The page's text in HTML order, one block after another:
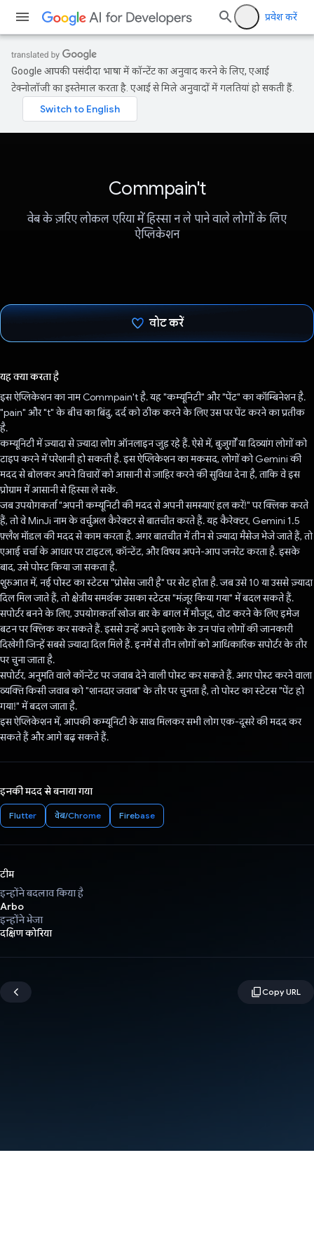
प्रवेश करें
Google आपकी पसंदीदा भाषा में कॉन्टेंट का अनुवाद करने के लिए, एआई
टेक्नोलॉजी का इस्तेमाल करता है. एआई से मिले अनुवादों में गलतियां हो सकती हैं.
Commpain't
वेब के ज़रिए लोकल एरिया में हिस्सा न ले पाने वाले लोगों के लिए
ऐप्लिकेशन
वोट करें
यह क्या करता है
इस ऐप्लिकेशन का नाम Commpain't है. यह "कम्यूनिटी" और "पेंट" का कॉम्बिनेशन है.
"pain" और "t" के बीच का बिंदु, दर्द को ठीक करने के लिए उस पर पेंट करने का प्रतीक
है.
कम्यूनिटी में ज़्यादा से ज़्यादा लोग ऑनलाइन जुड़ रहे हैं. ऐसे में, बुज़ुर्गों या दिव्यांग लोगों को
टाइप करने में परेशानी हो सकती है. इस ऐप्लिकेशन का मकसद, लोगों को Gemini की
मदद से बोलकर अपने विचारों को आसानी से ज़ाहिर करने की सुविधा देना है, ताकि वे इस
प्रोग्राम में आसानी से हिस्सा ले सकें.
जब उपयोगकर्ता "अपनी कम्यूनिटी की मदद से अपनी समस्याएं हल करें!" पर क्लिक करते
हैं, तो वे MinJi नाम के वर्चुअल कैरेक्टर से बातचीत करते हैं. यह कैरेक्टर, Gemini 1.5
फ़्लैश मॉडल की मदद से काम करता है. अगर बातचीत में तीन से ज़्यादा मैसेज भेजे जाते हैं, तो
एआई चर्चा के आधार पर टाइटल, कॉन्टेंट, और विषय अपने-आप जनरेट करता है. इसके
बाद, उसे पोस्ट किया जा सकता है.
शुरुआत में, नई पोस्ट का स्टेटस "प्रोसेस जारी है" पर सेट होता है. जब उसे 10 या उससे ज़्यादा
दिल मिल जाते हैं, तो क्षेत्रीय समर्थक उसका स्टेटस "मंज़ूर किया गया" में बदल सकते हैं.
सपोर्टर बनने के लिए, उपयोगकर्ता खोज बार के बगल में मौजूद, वोट करने के लिए इमेज
बटन पर क्लिक कर सकते हैं. इससे उन्हें अपने इलाके के उन पांच लोगों की जानकारी
दिखेगी जिन्हें सबसे ज़्यादा दिल मिले हैं. इनमें से तीन लोगों को आधिकारिक सपोर्टर के तौर
पर चुना जाता है.
सपोर्टर, अनुमति वाले कॉन्टेंट पर जवाब देने वाली पोस्ट कर सकते हैं. अगर पोस्ट करने वाला
व्यक्ति किसी जवाब को "शानदार जवाब" के तौर पर चुनता है, तो पोस्ट का स्टेटस "पेंट हो
गया!" में बदल जाता है.
इस ऐप्लिकेशन में, आपकी कम्यूनिटी के साथ मिलकर सभी लोग एक-दूसरे की मदद कर
सकते हैं और आगे बढ़ सकते हैं.
इनकी मदद से बनाया गया
Flutter वेब/Chrome Firebase
टीम
इन्होंने बदलाव किया है
Arbo
इन्होंने भेजा
दक्षिण कोरिया